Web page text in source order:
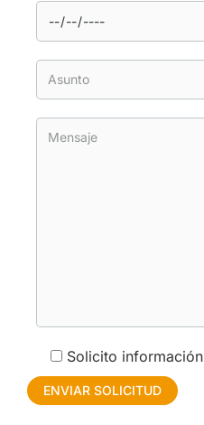
Solicito información